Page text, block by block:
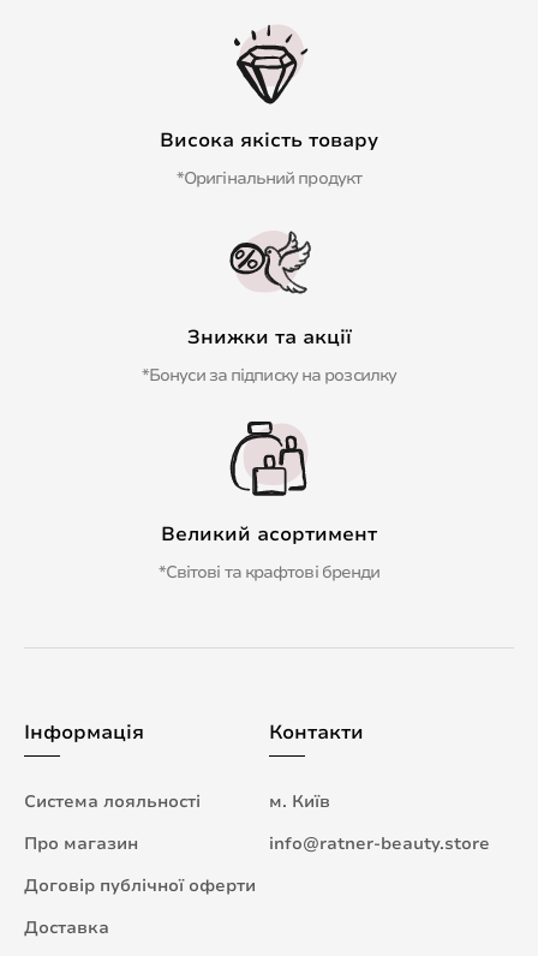
Висока якість товару
*Оригінальний продукт
Знижки та акції
*Бонуси за підписку на розсилку
Великий асортимент
*Світові та крафтові бренди
Інформація
Система лояльності
Про магазин
Договір публічної оферти
Доставка
Контакти
м. Київ
info@ratner-beauty.store